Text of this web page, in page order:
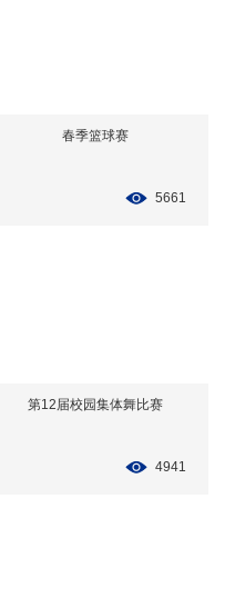
春季篮球赛
5661
第12届校园集体舞比赛
4941